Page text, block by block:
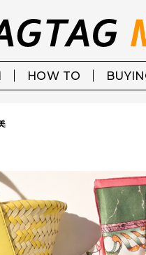
HOW TO